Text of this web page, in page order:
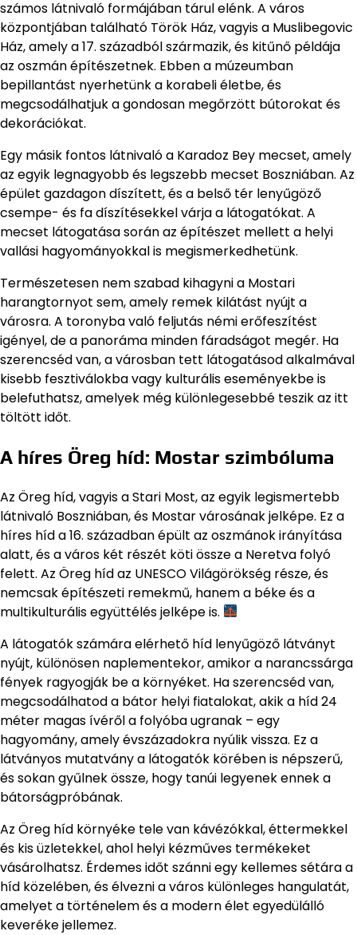
számos látnivaló formájában tárul elénk. A város
központjában található Török Ház, vagyis a Muslibegovic
Ház, amely a 17. századból származik, és kitűnő példája
az oszmán építészetnek. Ebben a múzeumban
bepillantást nyerhetünk a korabeli életbe, és
megcsodálhatjuk a gondosan megőrzött bútorokat és
dekorációkat.
Egy másik fontos látnivaló a Karadoz Bey mecset, amely
az egyik legnagyobb és legszebb mecset Boszniában. Az
épület gazdagon díszített, és a belső tér lenyűgöző
csempe- és fa díszítésekkel várja a látogatókat. A
mecset látogatása során az építészet mellett a helyi
vallási hagyományokkal is megismerkedhetünk.
Természetesen nem szabad kihagyni a Mostari
harangtornyot sem, amely remek kilátást nyújt a
városra. A toronyba való feljutás némi erőfeszítést
igényel, de a panoráma minden fáradságot megér. Ha
szerencséd van, a városban tett látogatásod alkalmával
kisebb fesztiválokba vagy kulturális eseményekbe is
belefuthatsz, amelyek még különlegesebbé teszik az itt
töltött időt.
A híres Öreg híd: Mostar szimbóluma
Az Öreg híd, vagyis a Stari Most, az egyik legismertebb
látnivaló Boszniában, és Mostar városának jelképe. Ez a
híres híd a 16. században épült az oszmánok irányítása
alatt, és a város két részét köti össze a Neretva folyó
felett. Az Öreg híd az UNESCO Világörökség része, és
nemcsak építészeti remekmű, hanem a béke és a
multikulturális együttélés jelképe is.
A látogatók számára elérhető híd lenyűgöző látványt
nyújt, különösen naplementekor, amikor a narancssárga
fények ragyogják be a környéket. Ha szerencséd van,
megcsodálhatod a bátor helyi fiatalokat, akik a híd 24
méter magas ívéről a folyóba ugranak – egy
hagyomány, amely évszázadokra nyúlik vissza. Ez a
látványos mutatvány a látogatók körében is népszerű,
és sokan gyűlnek össze, hogy tanúi legyenek ennek a
bátorságpróbának.
Az Öreg híd környéke tele van kávézókkal, éttermekkel
és kis üzletekkel, ahol helyi kézműves termékeket
vásárolhatsz. Érdemes időt szánni egy kellemes sétára a
híd közelében, és élvezni a város különleges hangulatát,
amelyet a történelem és a modern élet egyedülálló
keveréke jellemez.